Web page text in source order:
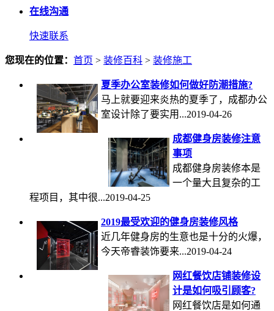
在线沟通
快速联系
您现在的位置： 首页 > 装修百科 > 装修施工
夏季办公室装修如何做好防潮措施?
马上就要迎来炎热的夏季了，成都办公
室设计除了要实用...2019-04-26
成都健身房装修注意
事项
成都健身房装修本是
一个量大且复杂的工
程项目，其中很...2019-04-25
2019最受欢迎的健身房装修风格
近几年健身房的生意也是十分的火爆，
今天帝睿装饰要来...2019-04-24
网红餐饮店铺装修设
计是如何吸引顾客?
网红餐饮店是如何通